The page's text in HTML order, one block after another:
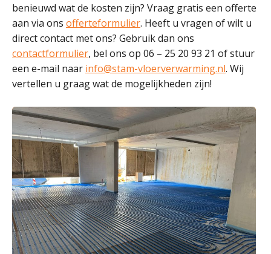
benieuwd wat de kosten zijn? Vraag gratis een offerte
aan via ons offerteformulier. Heeft u vragen of wilt u
direct contact met ons? Gebruik dan ons
contactformulier, bel ons op 06 – 25 20 93 21 of stuur
een e-mail naar info@stam-vloerverwarming.nl. Wij
vertellen u graag wat de mogelijkheden zijn!